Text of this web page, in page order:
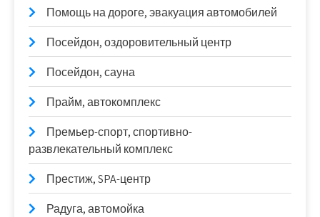
Помощь на дороге, эвакуация автомобилей
Посейдон, оздоровительный центр
Посейдон, сауна
Прайм, автокомплекс
Премьер-спорт, спортивно-
развлекательный комплекс
Престиж, SPA-центр
Радуга, автомойка